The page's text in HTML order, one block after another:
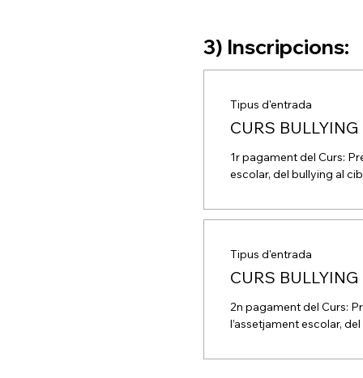
3) Inscripcions:
Tipus d'entrada
CURS
1r pagament del Curs:
escolar, del bullying al
Tipus d'entrada
CURS
2n pagament del Curs:
l’assetjament escolar,